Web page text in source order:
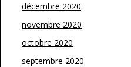
décembre 2020
novembre 2020
octobre 2020
septembre 2020